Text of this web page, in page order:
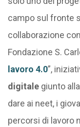
campo sul fronte
collaborazione
Fondazione S.
lavoro 4.0”,
digitalegiunto
dare ai neet, i
percorsi di lavoro